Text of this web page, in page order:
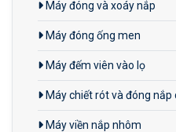
Máy đóng và xoáy nắp
Máy đóng ống men
Máy đếm viên vào lọ
Máy chiết rót và đóng nắp
Máy viền nắp nhôm